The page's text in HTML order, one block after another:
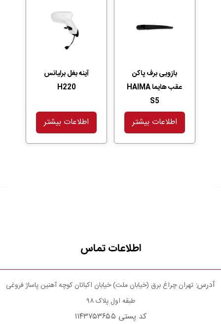
بازویی برف پاکن
عقب هایما HAIMA
S5
اطلاعات بیشتر
آینه بغل برلیانس
H220
اطلاعات بیشتر
اطلاعات تماس
آدرس: تهران چراغ برق (خیابان ملت) خیابان اکباتان کوچه آهنین پاساژ فروغی
طبقه اول پلاک ۹۸
کد پستی ۱۱۴۳۷۵۳۶۵۵